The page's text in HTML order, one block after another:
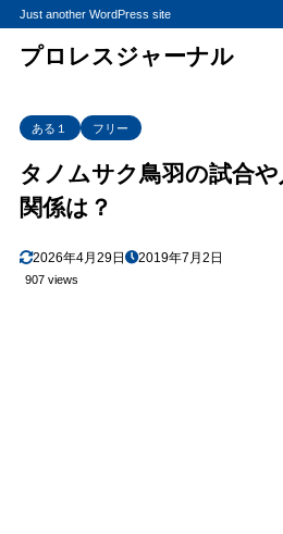
Just another WordPress site
プロレスジャーナル
ある１ フリー
タノムサク鳥羽の試合
関係は？
2026年4月29日 2019年7月2日
907 views